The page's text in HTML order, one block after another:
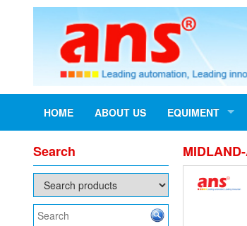
HOME ABOUT US EQUIMENT
Search